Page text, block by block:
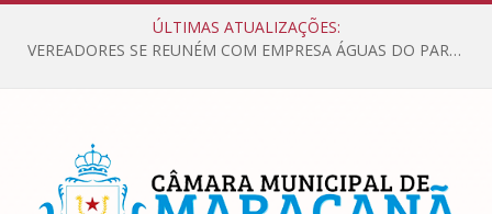
ÚLTIMAS ATUALIZAÇÕES:
VEREADORES SE REUNÉM COM EMPRESA ÁGUAS DO PARÁ, PARA APRESENTAR REIVINDICAÇÕES E MELHORIAS NA QUALIDADE DOS SERVIÇOS OFERECIDOS Á POPULAÇÃO.